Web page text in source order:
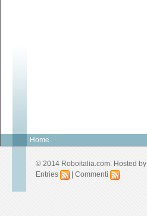
Home
© 2014 Roboitalia.com. Hosted by
Entries
Commenti